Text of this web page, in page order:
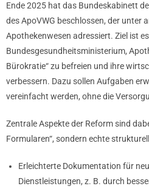
Ende 2025 hat das Bundeskabinett
des ApoVWG beschlossen, der unter
Apothekenwesen adressiert. Ziel ist
Bundesgesundheitsministerium,
Bürokratie“ zu befreien und ihre
verbessern. Dazu sollen Aufgaben
vereinfacht werden, ohne die
Zentrale Aspekte der Reform sind
Formularen“, sondern echte
Erleichterte Dokumentation für
Dienstleistungen, z. B. durch